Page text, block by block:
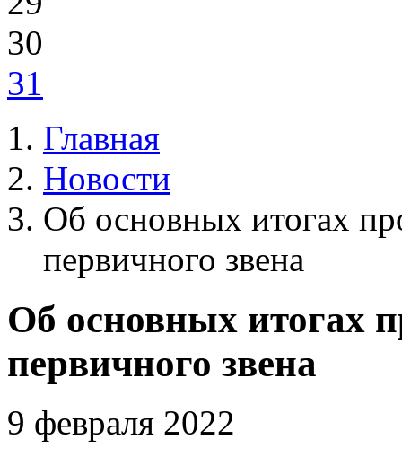
30
31
Главная
Новости
Об основных итогах
первичного звена
Об основных итогах
первичного звена
9 февраля 2022